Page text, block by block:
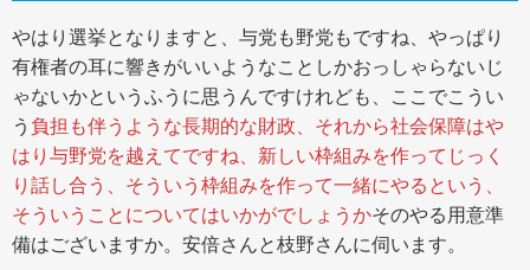
やはり選挙となりますと、与党も野党もですね、やっぱり
有権者の耳に響きがいいようなことしかおっしゃらないじ
ゃないかというふうに思うんですけれども、ここでこうい
う 負担も伴うような長期的な財政、それから社会保障はや
はり与野党を越えてですね、新しい枠組みを作ってじっく
り話し合う、そういう枠組みを作って一緒にやるという、
そういうことについてはいかがでしょうかそのやる用意準
備はございますか。安倍さんと枝野さんに伺います。